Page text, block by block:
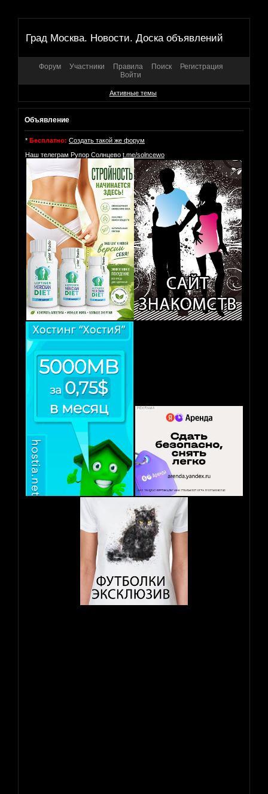
Град Москва. Новости. Доска объявлений
Форум Участники Правила Поиск
Регистрация
Войти
Активные темы
Объявление
* Бесплатно: Создать такой же форум
Наш телеграм Рупор Солнцево t.me/solncewo